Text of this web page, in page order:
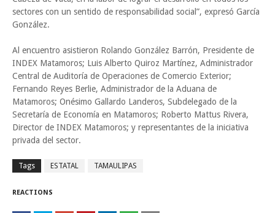
sectores con un sentido de responsabilidad social”, expresó García
González.
Al encuentro asistieron Rolando González Barrón, Presidente de
INDEX Matamoros; Luis Alberto Quiroz Martínez, Administrador
Central de Auditoría de Operaciones de Comercio Exterior;
Fernando Reyes Berlie, Administrador de la Aduana de
Matamoros; Onésimo Gallardo Landeros, Subdelegado de la
Secretaría de Economía en Matamoros; Roberto Mattus Rivera,
Director de INDEX Matamoros; y representantes de la iniciativa
privada del sector.
Tags ESTATAL TAMAULIPAS
REACTIONS